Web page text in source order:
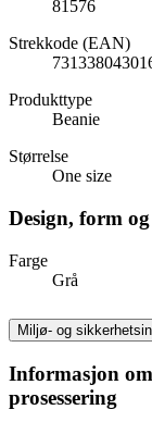
81576
Strekkode (EAN)
Produkttype
Beanie
Størrelse
One size
Design, form
Farge
Grå
Miljø- og
Informasjon
prosessering